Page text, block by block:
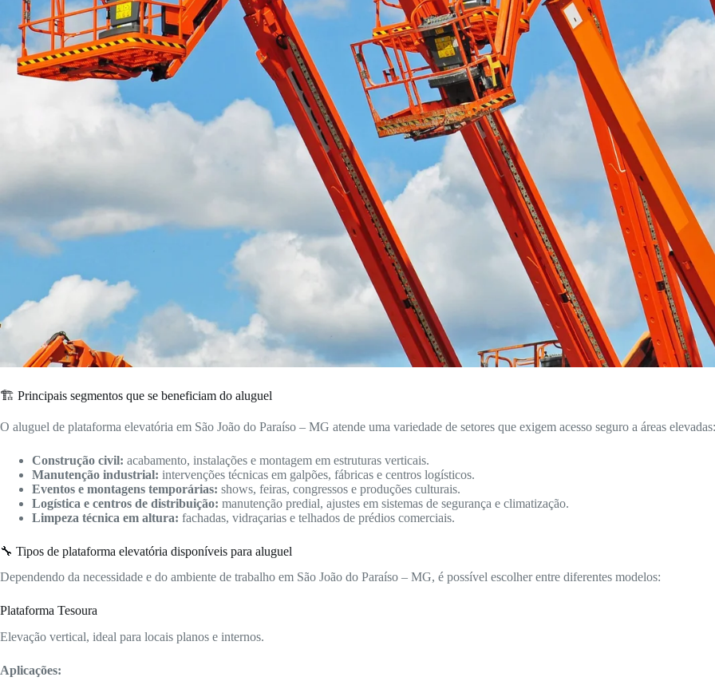
🏗️ Principais segmentos que se beneficiam do aluguel
O aluguel de plataforma elevatória em São João do Paraíso – MG atende uma variedade de setores que exigem acesso seguro a áreas elevadas:
Construção civil: acabamento, instalações e montagem em estruturas verticais.
Manutenção industrial: intervenções técnicas em galpões, fábricas e centros logísticos.
Eventos e montagens temporárias: shows, feiras, congressos e produções culturais.
Logística e centros de distribuição: manutenção predial, ajustes em sistemas de segurança e climatização.
Limpeza técnica em altura: fachadas, vidraçarias e telhados de prédios comerciais.
🔧 Tipos de plataforma elevatória disponíveis para aluguel
Dependendo da necessidade e do ambiente de trabalho em São João do Paraíso – MG, é possível escolher entre diferentes modelos:
Plataforma Tesoura
Elevação vertical, ideal para locais planos e internos.
Aplicações: